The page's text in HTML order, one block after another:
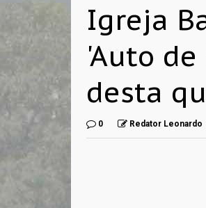
Igreja
'Auto
desta
0 Redator Leonardo